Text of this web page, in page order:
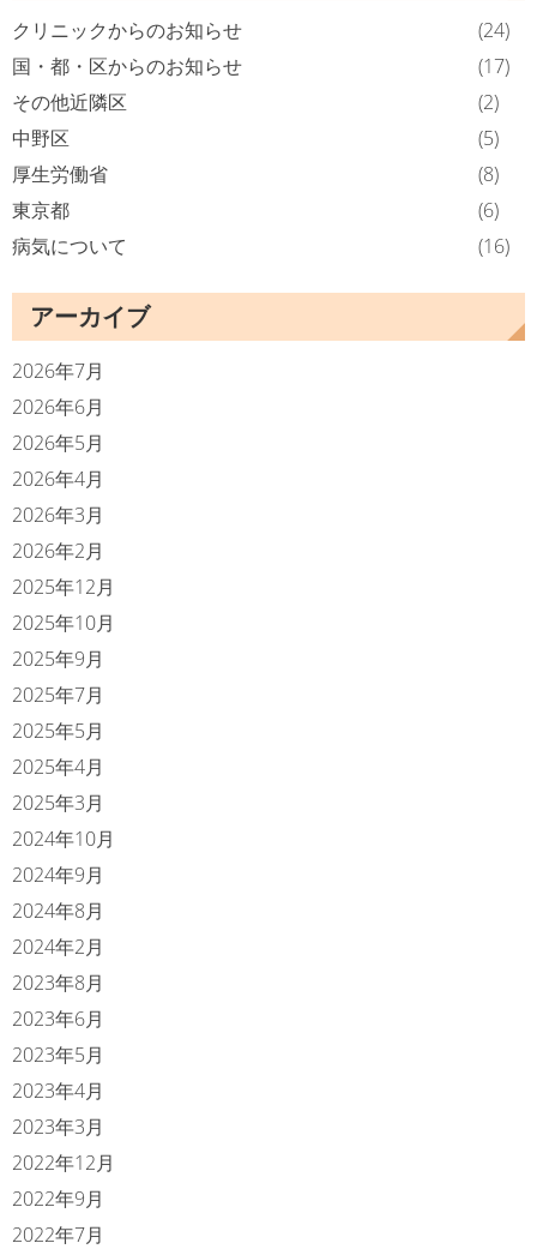
クリニックからのお知らせ
(24)
国・都・区からのお知らせ
(17)
その他近隣区
(2)
中野区
(5)
厚生労働省
(8)
東京都
(6)
病気について
(16)
アーカイブ
2026年7月
2026年6月
2026年5月
2026年4月
2026年3月
2026年2月
2025年12月
2025年10月
2025年9月
2025年7月
2025年5月
2025年4月
2025年3月
2024年10月
2024年9月
2024年8月
2024年2月
2023年8月
2023年6月
2023年5月
2023年4月
2023年3月
2022年12月
2022年9月
2022年7月